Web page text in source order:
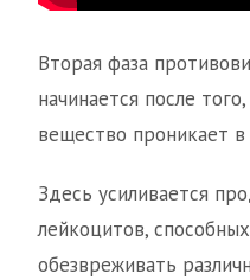
Вторая фаза
начинается после
вещество проникает в
Здесь усиливается
лейкоцитов,
обезвреживать